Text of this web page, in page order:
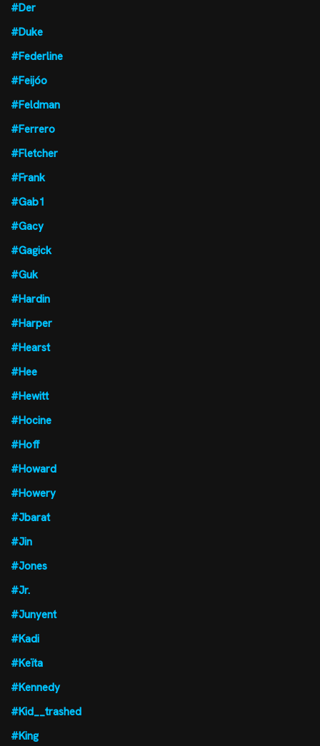
#Der
#Duke
#Federline
#Feijóo
#Feldman
#Ferrero
#Fletcher
#Frank
#Gab1
#Gacy
#Gagick
#Guk
#Hardin
#Harper
#Hearst
#Hee
#Hewitt
#Hocine
#Hoff
#Howard
#Howery
#Jbarat
#Jin
#Jones
#Jr.
#Junyent
#Kadi
#Keïta
#Kennedy
#Kid__trashed
#King